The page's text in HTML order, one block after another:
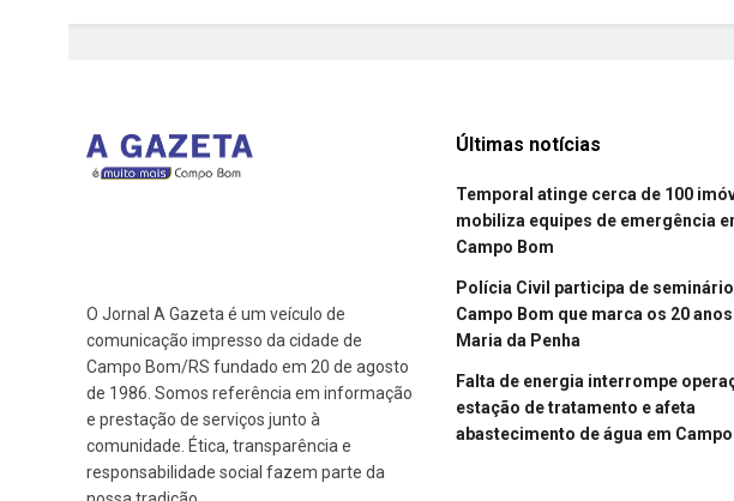
O Jornal A Gazeta é um veículo de
comunicação impresso da cidade de
Campo Bom/RS fundado em 20 de agosto
de 1986. Somos referência em informação
e prestação de serviços junto à
comunidade. Ética, transparência e
responsabilidade social fazem parte da
Últimas notícias
Temporal atinge cerca de 100
mobiliza equipes de emergência
Campo Bom
Polícia Civil participa de
Campo Bom que marca os 20
Maria da Penha
Falta de energia interrompe
estação de tratamento e afeta
abastecimento de água em